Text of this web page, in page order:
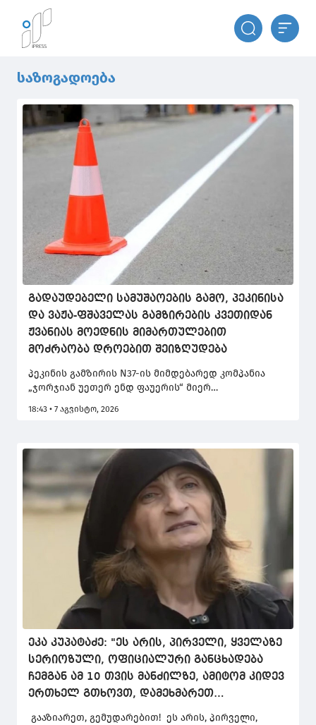
საზოგადოება
გადაუდებელი სამუშაოების გამო, პეკინისა
და ვაჟა-ფშაველას გამზირების კვეთიდან
ჟვანიას მოედნის მიმართულებით
მოძრაობა დროებით შეიზღუდება
პეკინის გამზირის N37-ის მიმდებარედ კომპანია
„ჯორჯიან უეთერ ენდ ფაუერის“ მიერ
გადაუდებელი სამუშაოების გამო, 8 აგვისტოს 00:30
ინფორმაციას თბილისის მერია ავრცელებს.
18:43 • 7 აგვისტო, 2026
ეკა კუპატაძე: "ეს არის, პირველი, ყველაზე
სერიოზული, ოფიციალური განცხადება
ჩემგან ამ 10 თვის მანძილზე, ამიტომ კიდევ
ერთხელ გთხოვთ, დამეხმარეთ
გააზიარეთ, გემუდარებით! ეს არის, პირველი,